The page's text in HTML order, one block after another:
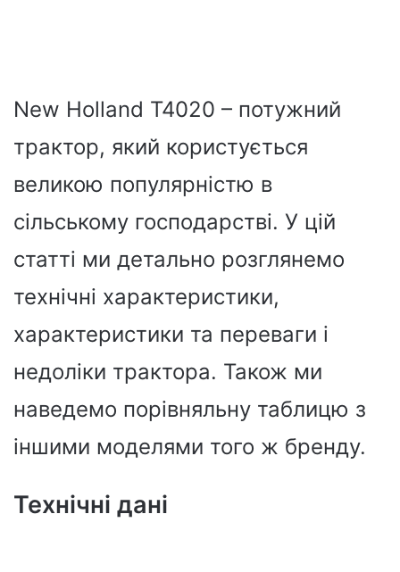
New Holland T4020 – потужний
трактор, який користується
великою популярністю в
сільському господарстві. У цій
статті ми детально розглянемо
технічні характеристики,
характеристики та переваги і
недоліки трактора. Також ми
наведемо порівняльну таблицю з
іншими моделями того ж бренду.
Технічні дані